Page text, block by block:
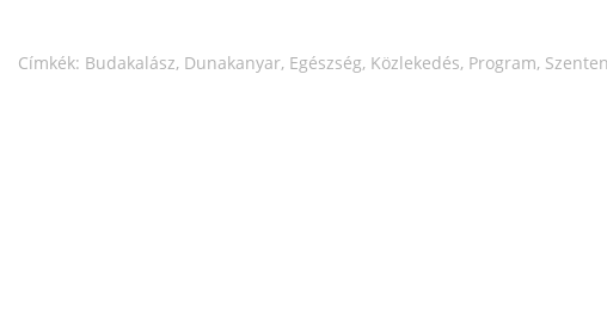
Címkék: Budakalász, Dunakanyar, Egészség, Közlekedés, Program,